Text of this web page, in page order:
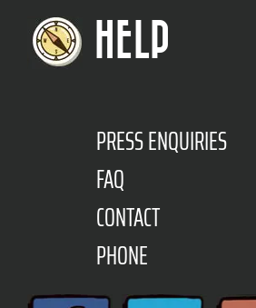
HELP
PRESS ENQUIRIES
FAQ
CONTACT
PHONE